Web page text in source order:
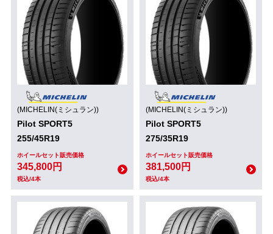
(MICHELIN(ミシュラン))
Pilot SPORT5
255/45R19
ホイールセット販売価格
345,800円
税込/4本
(MICHELIN(ミシュラン))
Pilot SPORT5
275/35R19
ホイールセット販売価格
381,500円
税込/4本